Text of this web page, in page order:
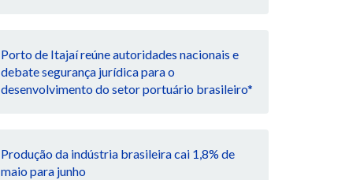
Porto de Itajaí reúne autoridades nacionais e
debate segurança jurídica para o
desenvolvimento do setor portuário brasileiro*
Produção da indústria brasileira cai 1,8% de
maio para junho